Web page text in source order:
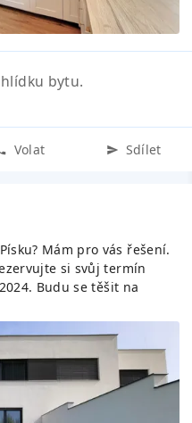
bytu.
Volat Sdílet
Mám pro vás řešení.
si svůj termín
Budu se těšit na